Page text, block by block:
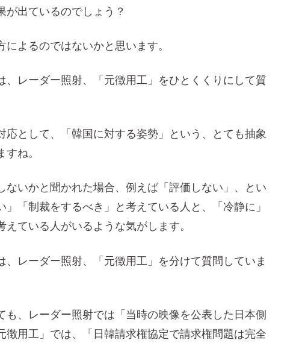
が出ているのでしょう？
によるのではないかと思います。
、レーダー照射、「元徴用工」をひとくくりにして質
応として、「韓国に対する姿勢」という、とても抽象
ね。
ないかと聞かれた場合、例えば「評価しない」、とい
」「制裁をするべき」と考えている人と、「冷静に」
えている人がいるような気がします。
、レーダー照射、「元徴用工」を分けて質問していま
も、レーダー照射では「当時の映像を公表した日本側
徴用工」では、「日韓請求権協定で請求権問題は完全